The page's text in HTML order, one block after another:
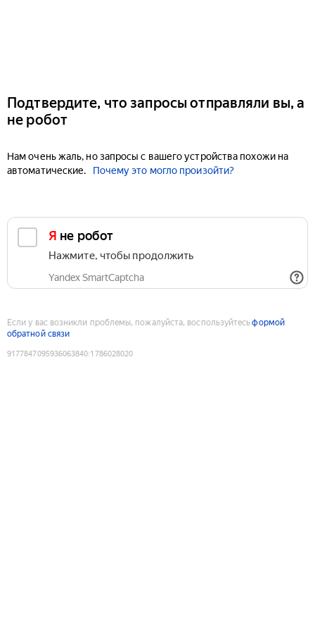
Подтвердите, что запросы отправляли вы, а
не робот
Нам очень жаль, но запросы с вашего устройства похожи на
автоматические.
Почему это могло произойти?
Я не робот
Нажмите, чтобы продолжить
Yandex SmartCaptcha
Если у вас возникли проблемы, пожалуйста, воспользуйтесьформой
обратной связи
9177847095936063840:1786028020